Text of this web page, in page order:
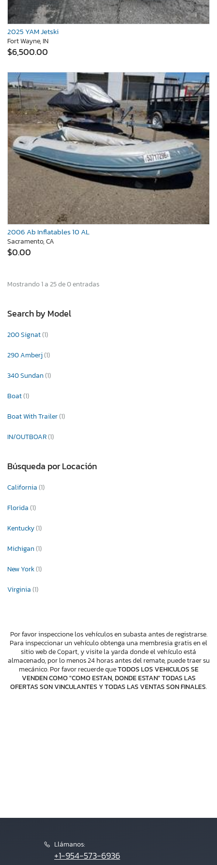
2025 YAM Jetski
Fort Wayne, IN
$6,500.00
2006 Ab Inflatables 10 AL
Sacramento, CA
$0.00
Mostrando 1 a 25 de 0 entradas
Search by Model
200 Signat(1)
290 Amberj(1)
340 Sundan(1)
Boat(1)
Boat With Trailer(1)
IN/OUTBOAR(1)
Búsqueda por Locación
California(1)
Florida(1)
Kentucky(1)
Michigan(1)
New York(1)
Virginia(1)
Por favor inspeccione los vehículos en subasta antes de registrarse.
Para inspeccionar un vehículo obtenga una membresia gratis en el
sitio web de Copart, y visite la yarda donde el vehículo está
almacenado, por lo menos 24 horas antes del remate, puede traer su
mecánico. Por favor recuerde queTODOS LOS VEHICULOS SE
VENDEN COMO "COMO ESTAN, DONDE ESTAN" TODAS LAS
OFERTAS SON VINCULANTES Y TODAS LAS VENTAS SON FINALES.
Llámanos:
+1-954-573-6936